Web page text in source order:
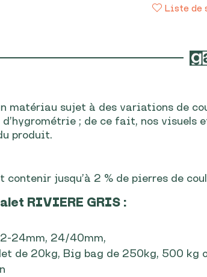
GRIS
Liste de
matériau sujet à des variations de
; de ce fait, nos visuels
produit.
jusqu’à 2 % de pierres de
RIVIERE GRIS :
24mm, 24/40mm,
de 20kg, Big bag de 250kg, 500 kg